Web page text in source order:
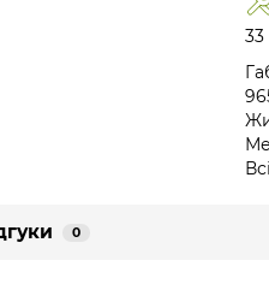
33
0